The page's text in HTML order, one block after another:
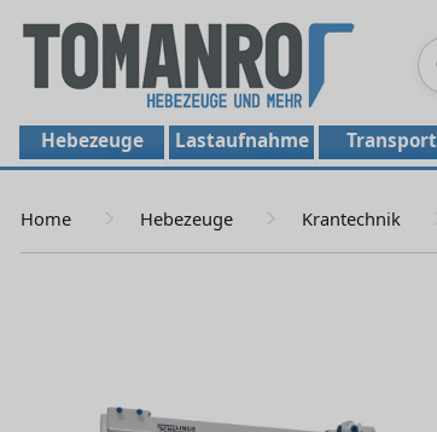
Hebezeuge Lastaufnahme Transport
Home Hebezeuge Krantechnik